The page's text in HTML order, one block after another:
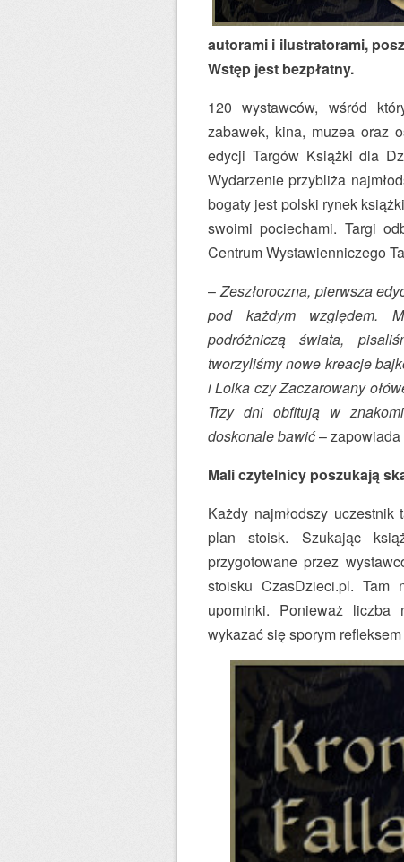
autorami i ilustratorami,
Wstęp jest bezpłatny.
120 wystawców, wśród
zabawek, kina, muzea oraz
edycji Targów Książki dla
Wydarzenie przybliża
bogaty jest polski rynek
swoimi pociechami. Targi
Centrum Wystawienniczego
–Zeszłoroczna, pierwsza
pod każdym względem.
podróżniczą świata,
tworzyliśmy nowe kreacje
i Lolka czy Zaczarowany
Trzy dni obfitują w
doskonale bawić– zapowiada
Mali czytelnicy poszukają
Każdy najmłodszy
plan stoisk. Szukając
przygotowane przez
stoisku CzasDzieci.pl. Tam
upominki. Ponieważ
wykazać się sporym